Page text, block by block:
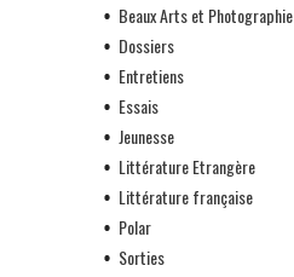
Beaux Arts et Photographie
Dossiers
Entretiens
Essais
Jeunesse
Littérature Etrangère
Littérature française
Polar
Sorties